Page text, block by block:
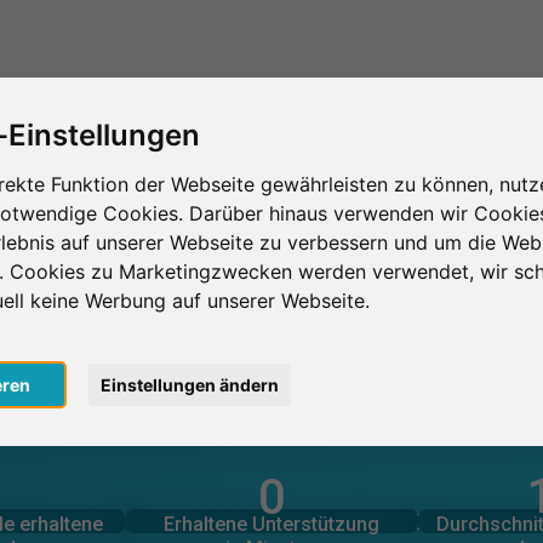
Funktion der Webseite gewährleisten zu können,
Cookies. Darüber hinaus verwenden wir
auf unserer Webseite zu verbessern und um die
Cookies zu Marketingzwecken werden verwendet, wir
keine Werbung auf unserer Webseite.
Einstellungen ändern
Moscow Московский государственный
УНИВЕРСИТЕТ – AUF EINEN BLICK
erhaltene
erbrachte 0
Erhaltene Unterstützung
Geleistete Unterstützung
in Minuten
Anzahl